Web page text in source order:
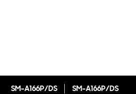
SM-A166P/DS SM-A166P/DS